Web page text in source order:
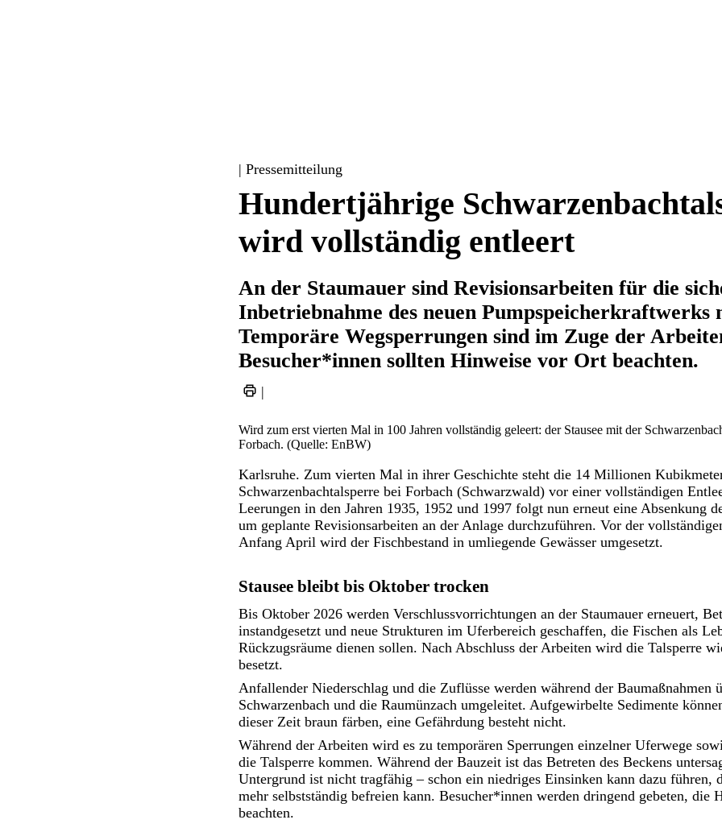
| Pressemitteilung
Hundertjährige
wird vollständig entleert
An der Staumauer sind Revisionsarbeiten für die
Inbetriebnahme des neuen Pumpspeicherkraftwerks
Temporäre Wegsperrungen sind im Zuge der
Besucher*innen sollten Hinweise vor Ort beachten.
|
Wird zum erst vierten Mal in 100 Jahren vollständig geleert: der Stausee mit der
Forbach. (Quelle: EnBW)
Karlsruhe. Zum vierten Mal in ihrer Geschichte steht die 14 Millionen Kubikmeter
Schwarzenbachtalsperre bei Forbach (Schwarzwald) vor einer vollständigen
Leerungen in den Jahren 1935, 1952 und 1997 folgt nun erneut eine Absenkung
um geplante Revisionsarbeiten an der Anlage durchzuführen. Vor der
Anfang April wird der Fischbestand in umliegende Gewässer umgesetzt.
Stausee bleibt bis Oktober trocken
Bis Oktober 2026 werden Verschlussvorrichtungen an der Staumauer erneuert,
instandgesetzt und neue Strukturen im Uferbereich geschaffen, die Fischen als
Rückzugsräume dienen sollen. Nach Abschluss der Arbeiten wird die Talsperre
besetzt.
Anfallender Niederschlag und die Zuflüsse werden während der Baumaßnahmen
Schwarzenbach und die Raumünzach umgeleitet. Aufgewirbelte Sedimente
dieser Zeit braun färben, eine Gefährdung besteht nicht.
Während der Arbeiten wird es zu temporären Sperrungen einzelner Uferwege
die Talsperre kommen. Während der Bauzeit ist das Betreten des Beckens
Untergrund ist nicht tragfähig – schon ein niedriges Einsinken kann dazu führen,
mehr selbstständig befreien kann. Besucher*innen werden dringend gebeten, die
beachten.